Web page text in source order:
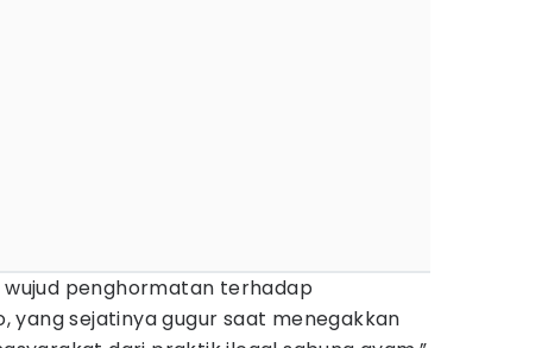
wujud penghormatan terhadap
yang sejatinya gugur saat menegakkan